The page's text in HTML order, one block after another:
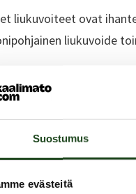
Suostumus
evästeitä
liukuvoiteet ovat
liukuvoide
silikonipohjaisia
heikentää sen